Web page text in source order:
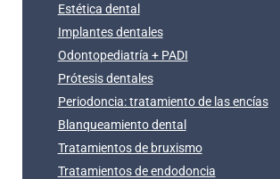
Estética dental
Implantes dentales
Odontopediatría + PADI
Prótesis dentales
Periodoncia: tratamiento de las encías
Blanqueamiento dental
Tratamientos de bruxismo
Tratamientos de endodoncia